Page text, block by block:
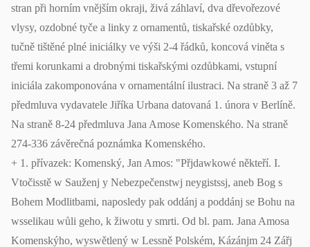
stran při horním vnějším okraji, živá záhlaví, dva dřevořezové
vlysy, ozdobné tyče a linky z ornamentů, tiskařské ozdůbky,
tučně tištěné plné iniciálky ve výši 2-4 řádků, koncová viněta s
třemi korunkami a drobnými tiskařskými ozdůbkami, vstupní
iniciála zakomponována v ornamentální ilustraci. Na straně 3 až 7
předmluva vydavatele Jiříka Urbana datovaná 1. února v Berlíně.
Na straně 8-24 předmluva Jana Amose Komenského. Na straně
274-336 závěrečná poznámka Komenského.
+ 1. přívazek: Komenský, Jan Amos: "Přjdawkowé někteří. I.
Vtočisstě w Sauženj y Nebezpečenstwj neygistssj, aneb Bog s
Bohem Modlitbami, naposledy pak oddánj a poddánj se Bohu na
wsselikau wůli geho, k žiwotu y smrti. Od bl. pam. Jana Amosa
Komenskýho, wyswětlený w Lessně Polském, Kázánjm 24 Zářj